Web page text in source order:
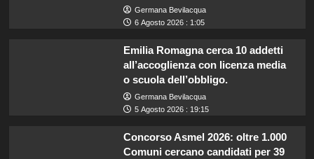
Germana Bevilacqua
6 Agosto 2026 : 1:05
Emilia Romagna cerca 10 addetti
all’accoglienza con licenza media
o scuola dell’obbligo.
Germana Bevilacqua
5 Agosto 2026 : 19:15
Concorso Asmel 2026: oltre 1.000
Comuni cercano candidati per 39